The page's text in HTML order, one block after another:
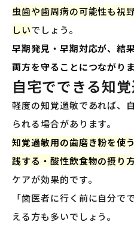
虫歯や歯周病の可能性も視
しいでしょう。
早期発見・早期対応が、結
両方を守ることにつながりま
自宅でできる知
軽度の知覚過敏であれば、
られる場合があります。
知覚過敏用の歯磨き粉を使
践する・酸性飲食物の摂り
ケアが効果的です。
「歯医者に行く前に自分で
える方も多いでしょう。